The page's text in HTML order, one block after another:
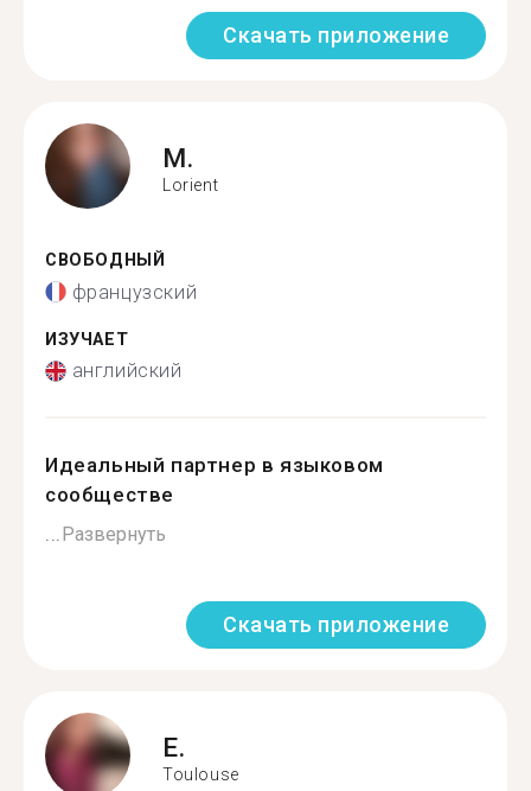
Скачать приложение
M.
Lorient
СВОБОДНЫЙ
французский
ИЗУЧАЕТ
английский
Идеальный партнер в языковом
сообществе
...Развернуть
Скачать приложение
E.
Toulouse